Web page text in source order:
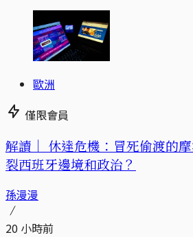
歐洲
僅限會員
解讀｜ 休達危機：冒死偷渡的
裂西班牙邊境和政治？
孫漫漫
20 小時前